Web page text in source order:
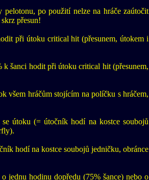
po použití nelze na hráče zaútočit
přesun!
při útoku critical hit (přesunem, útokem i
k šanci hodit při útoku critical hit (přesunem,
všem hráčům stojícím na políčku s hráčem,
útoku (= útočník hodí na kostce soubojů
hodí na kostce soubojů jedničku, obránce
jednu hodinu dopředu (75% šance) nebo o